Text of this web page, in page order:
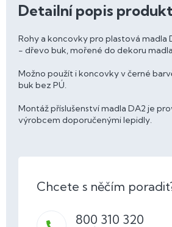
Detailní popis
Rohy a koncovky pro plastová madla
- dřevo buk, mořené do dekoru
Možno použít i koncovky v černé
buk bez PÚ.
Montáž příslušenství madla DA2 je
výrobcem doporučenými lepidly.
800 310 320